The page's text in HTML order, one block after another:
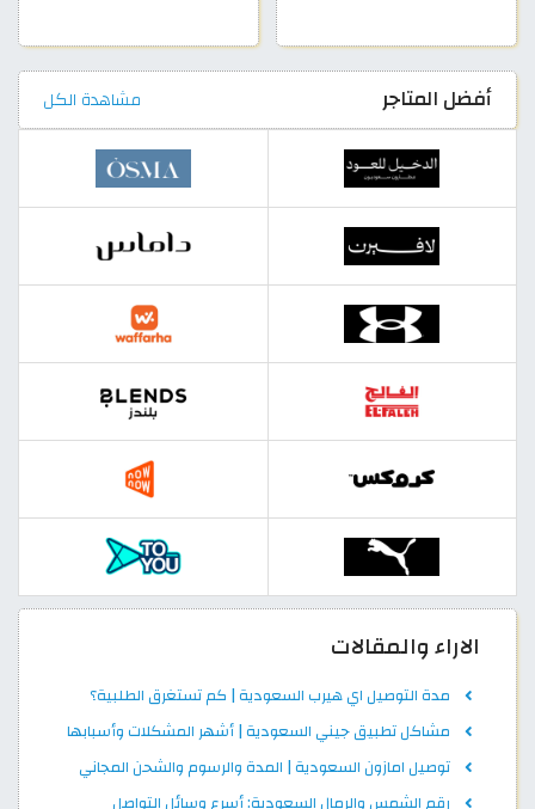
أفضل المتاجر مشاهدة الكل
الاراء والمقالات
مدة التوصيل اي هيرب السعودية | كم تستغرق الطلبية؟
مشاكل تطبيق جيني السعودية | أشهر المشكلات وأسبابها
توصيل امازون السعودية | المدة والرسوم والشحن المجاني
رقم الشمس والرمال السعودية: أسرع وسائل التواصل